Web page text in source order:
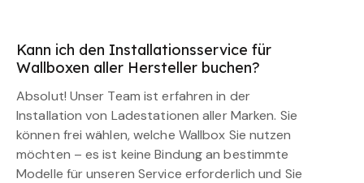
Kann ich den Installationsservice für
Wallboxen aller Hersteller buchen?
Absolut! Unser Team ist erfahren in der
Installation von Ladestationen aller Marken. Sie
können frei wählen, welche Wallbox Sie nutzen
möchten – es ist keine Bindung an bestimmte
Modelle für unseren Service erforderlich und Sie